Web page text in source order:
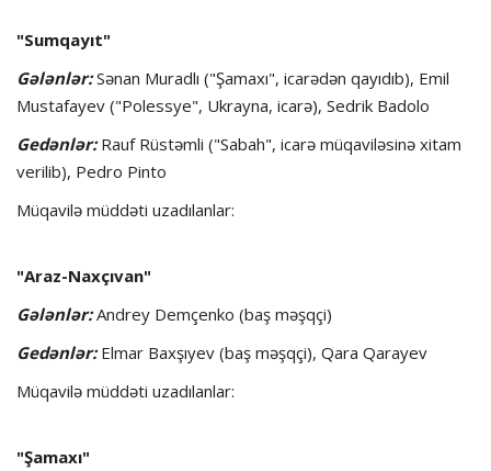
"Sumqayıt"
Gələnlər:Sənan Muradlı ("Şamaxı", icarədən qayıdıb), Emil
Mustafayev ("Polessye", Ukrayna, icarə), Sedrik Badolo
Gedənlər:Rauf Rüstəmli ("Sabah", icarə müqaviləsinə xitam
verilib), Pedro Pinto
Müqavilə müddəti uzadılanlar:
"Araz-Naxçıvan"
Gələnlər:Andrey Demçenko (baş məşqçi)
Gedənlər:Elmar Baxşıyev (baş məşqçi), Qara Qarayev
Müqavilə müddəti uzadılanlar:
"Şamaxı"